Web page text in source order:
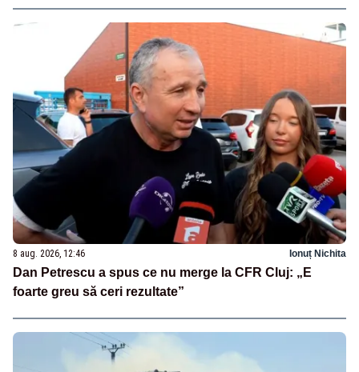
8 aug. 2026, 12:46 Ionuț Nichita
Dan Petrescu a spus ce nu merge la CFR Cluj: „E
foarte greu să ceri rezultate”